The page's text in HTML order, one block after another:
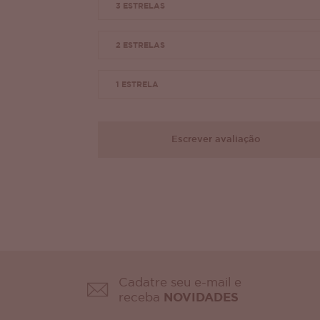
3 ESTRELAS
2 ESTRELAS
1 ESTRELA
Escrever avaliação
Cadatre seu e-mail e
receba
NOVIDADES